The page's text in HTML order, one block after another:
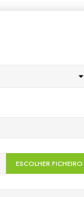
ESCOLHER FICHEIRO